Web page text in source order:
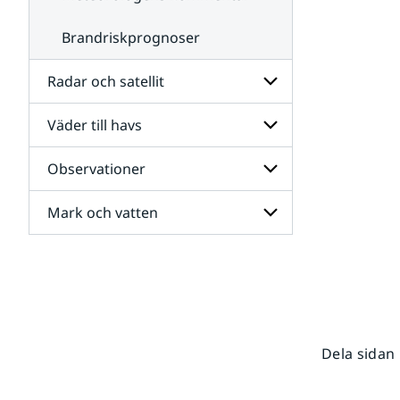
Brandriskprognoser
Radar och satellit
Undersidor
för
Radar
och
satellit
Väder till havs
Undersidor
för
Väder
till
havs
Observationer
Undersidor
för
Mark och vatten
Dela sidan